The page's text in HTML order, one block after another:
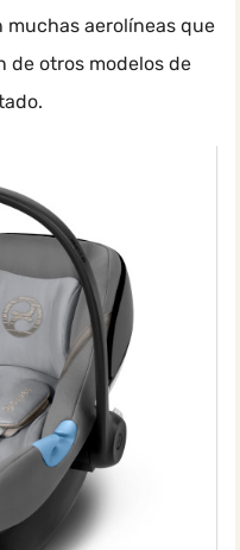
muchas aerolíneas que
de otros modelos de